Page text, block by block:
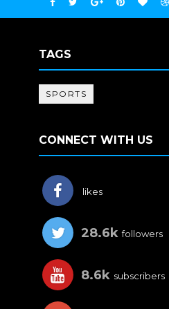
TAGS
SPORTS
CONNECT WITH US
likes
28.6k followers
8.6k subscribers